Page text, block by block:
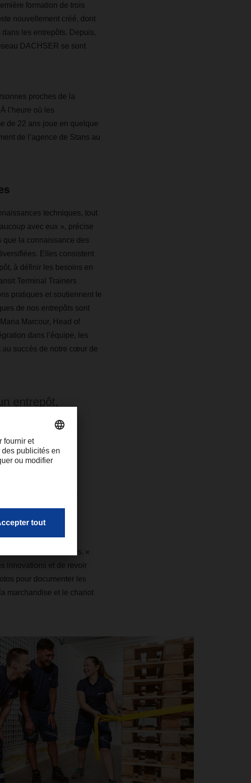
formation de trois
nouvellement créé, dont
les entrepôts. Depuis,
DACHSER se sont
proches de la
l’heure où les
de 22 ans joue en quelque
de l’agence de Stans au
techniques, tout
avec eux », précise
que la connaissance des
Elles consistent
à définir les besoins en
Terminal Trainers
pratiques et soutiennent le
de nos entrepôts sont
Marcour, Head of
dans l’équipe, les
au succès de notre cœur de
entrepôt,
d’entrepôt
dans
et de savoir
de
à Graz et 17 à Stans. «
innovations et de revoir
pour documenter les
marchandise et le chariot